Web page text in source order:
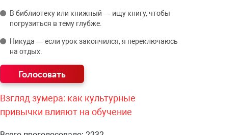
В библиотеку или книжный — ищу книгу, чтобы
погрузиться в тему глубже.
Никуда — если урок закончился, я переключаюсь
на отдых.
Взгляд зумера: как культурные
привычки влияют на обучение